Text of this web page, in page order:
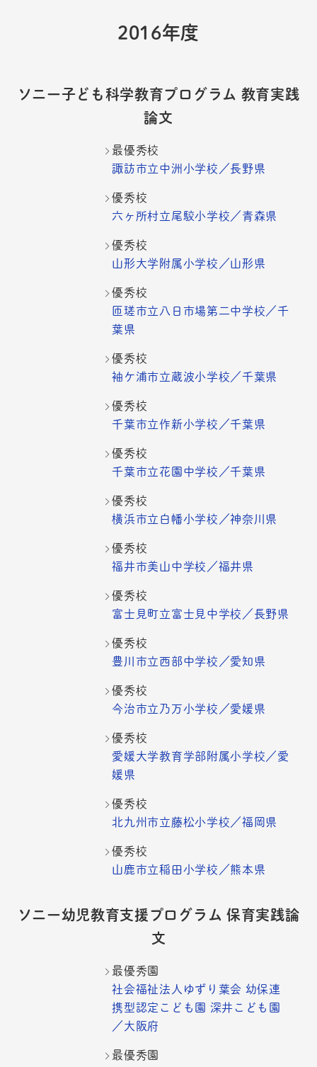
2016年度
ソニー子ども科学教育プログラム 教育実践
論文
最優秀校
諏訪市立中洲小学校／長野県
優秀校
六ヶ所村立尾駮小学校／青森県
優秀校
山形大学附属小学校／山形県
優秀校
匝瑳市立八日市場第二中学校／千
葉県
優秀校
袖ケ浦市立蔵波小学校／千葉県
優秀校
千葉市立作新小学校／千葉県
優秀校
千葉市立花園中学校／千葉県
優秀校
横浜市立白幡小学校／神奈川県
優秀校
福井市美山中学校／福井県
優秀校
富士見町立富士見中学校／長野県
優秀校
豊川市立西部中学校／愛知県
優秀校
今治市立乃万小学校／愛媛県
優秀校
愛媛大学教育学部附属小学校／愛
媛県
優秀校
北九州市立藤松小学校／福岡県
優秀校
山鹿市立稲田小学校／熊本県
ソニー幼児教育支援プログラム 保育実践論
文
最優秀園
社会福祉法人ゆずり葉会 幼保連
携型認定こども園 深井こども園
／大阪府
最優秀園